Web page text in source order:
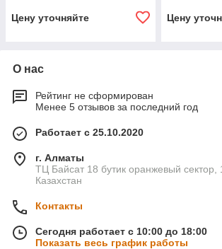
Цену уточняйте Цену
О нас
Рейтинг не сформирован
Менее 5 отзывов за последний год
Работает с 25.10.2020
г. Алматы
ТЦ Байсат 18 бутик оранжевый сектор,
Казахстан
Контакты
Сегодня работает с 10:00 до 18:00
Показать весь график работы